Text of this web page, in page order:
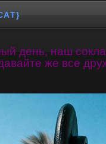
день, наш
же все